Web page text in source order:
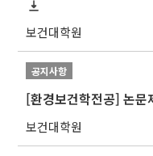
보건대학원
공지사항
[환경보건학전공] 논문
보건대학원